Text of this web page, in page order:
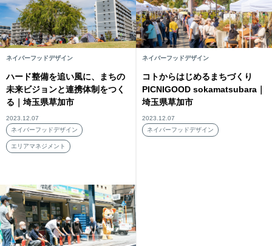
ネイバーフッドデザイン
ハード整備を追い風に、まちの
未来ビジョンと連携体制をつく
る｜埼玉県草加市
2023.12.07
ネイバーフッドデザイン
エリアマネジメント
ネイバーフッドデザイン
コトからはじめるまちづくり
PICNIGOOD sokamatsubara｜
埼玉県草加市
2023.12.07
ネイバーフッドデザイン